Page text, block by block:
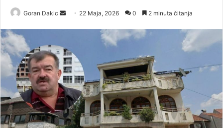
Goran Dakic
d
a
n
e
m
a
i
22 Maja, 2026 0 2 minuta čitanja